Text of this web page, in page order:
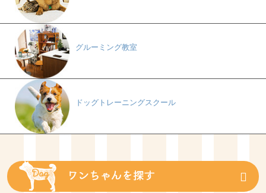
グルーミング教室
ドッグトレーニングスクール